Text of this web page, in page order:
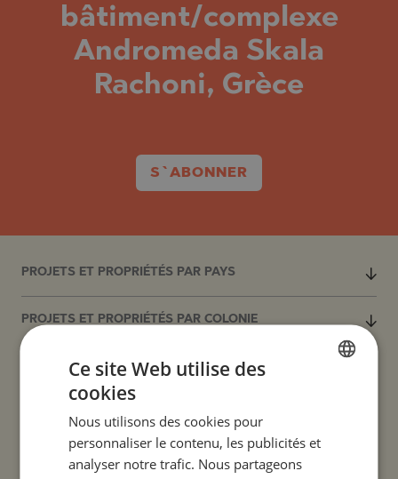
bâtiment/complexe
Andromeda Skala
Rachoni, Grèce
S`ABONNER
PROJETS ET PROPRIÉTÉS PAR PAYS
PROJETS ET PROPRIÉTÉS PAR COLONIE
PROJETS ET PROPRIÉTÉS PAR TYPE DE PROPRIÉTÉ
PROJETS ET PROPRIÉTÉS PAR RÉGION
PROJETS ET PROPRIÉTÉS PAR NOM DE
Ce site Web utilise des
cookies
Nous utilisons des cookies pour
personnaliser le contenu, les publicités et
analyser notre trafic. Nous partageons